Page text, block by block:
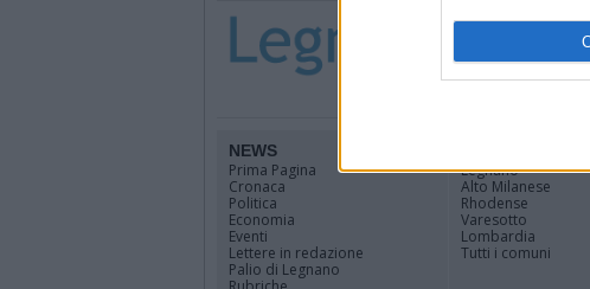
NEWS
Prima Pagina
Cronaca
Politica
Economia
Eventi
Lettere in redazione
Palio di Legnano
Legnano
Alto Milanese
Rhodense
Varesotto
Lombardia
Tutti i comuni